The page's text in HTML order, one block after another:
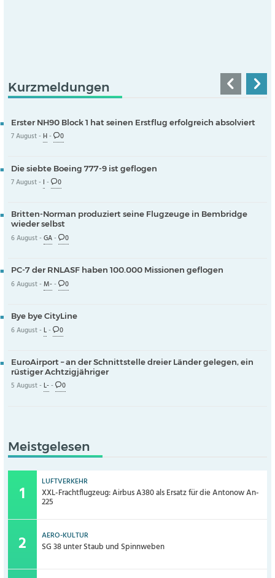
Kurzmeldungen
Erster NH90 Block 1 hat seinen Erstflug erfolgreich absolviert
7 August -H- 0
Die siebte Boeing 777-9 ist geflogen
7 August - I - 0
Britten-Norman produziert seine Flugzeuge in Bembridge
wieder selbst
6 August -GA- 0
PC-7 der RNLASF haben 100.000 Missionen geflogen
6 August -M-- 0
Bye bye CityLine
6 August -L- 0
EuroAirport – an der Schnittstelle dreier Länder gelegen, ein
rüstiger Achtzigjähriger
5 August -L-- 0
Meistgelesen
LUFTVERKEHR
XXL-Frachtflugzeug: Airbus A380 als Ersatz für die Antonow An-
225
AERO-KULTUR
SG 38 unter Staub und Spinnweben